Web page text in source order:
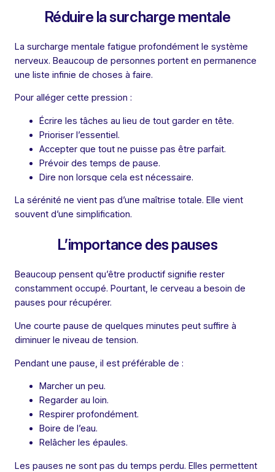
Réduire la surcharge mentale
La surcharge mentale fatigue profondément le système
nerveux. Beaucoup de personnes portent en permanence
une liste infinie de choses à faire.
Pour alléger cette pression :
Écrire les tâches au lieu de tout garder en tête.
Prioriser l’essentiel.
Accepter que tout ne puisse pas être parfait.
Prévoir des temps de pause.
Dire non lorsque cela est nécessaire.
La sérénité ne vient pas d’une maîtrise totale. Elle vient
souvent d’une simplification.
L’importance des pauses
Beaucoup pensent qu’être productif signifie rester
constamment occupé. Pourtant, le cerveau a besoin de
pauses pour récupérer.
Une courte pause de quelques minutes peut suffire à
diminuer le niveau de tension.
Pendant une pause, il est préférable de :
Marcher un peu.
Regarder au loin.
Respirer profondément.
Boire de l’eau.
Relâcher les épaules.
Les pauses ne sont pas du temps perdu. Elles permettent